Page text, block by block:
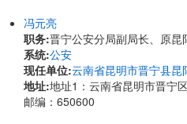
冯元亮
职务:晋宁公安分局副局长、原昆
系统:公安
现任单位:云南省昆明市晋宁县昆
地址:地址1：云南省昆明市晋宁
邮编：650600